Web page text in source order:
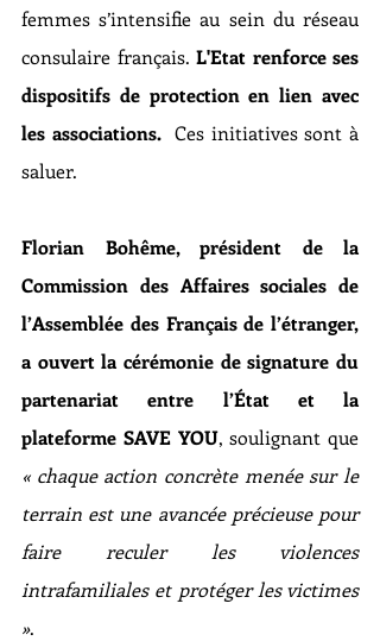
femmes s’intensifie au sein du réseau
consulaire français. L'Etat renforce ses
dispositifs de protection en lien avec
les associations. Ces initiatives sont à
saluer.
Florian Bohême, président de la
Commission des Affaires sociales de
l’Assemblée des Français de l’étranger,
a ouvert la cérémonie de signature du
partenariat entre l’État et la
plateforme SAVE YOU
« chaque action concrète menée sur le
terrain est une avancée précieuse pour
faire reculer les violences
intrafamiliales et protéger les victimes
».